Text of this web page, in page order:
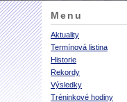
Menu
Aktuality
Termínová listina
Historie
Rekordy
Výsledky
Tréninkové hodiny